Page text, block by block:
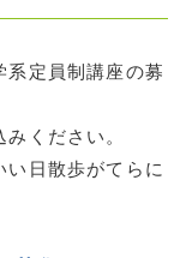
系定員制講座の募
ください。
い日散歩がてらに